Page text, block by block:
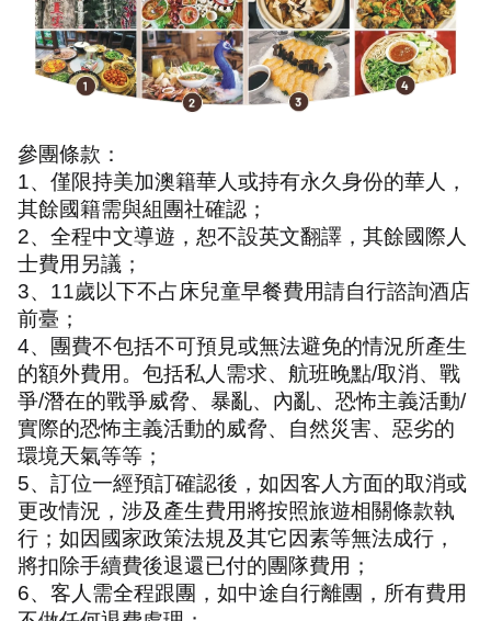
參團條款：
1、僅限持美加澳籍華人或持有永久身份的華人，
其餘國籍需與組團社確認；
2、全程中文導遊，恕不設英文翻譯，其餘國際人
士費用另議；
3、 11歲以下不占床兒童早餐費用請自行諮詢酒店
前臺；
4、團費不包括不可預見或無法避免的情況所產生
的額外費用。包括私人需求、航班晚點/取消、戰
爭/潛在的戰爭威脅、暴亂、內亂、恐怖主義活動/
實際的恐怖主義活動的威脅、自然災害、惡劣的
環境天氣等等；
5、訂位一經預訂確認後，如因客人方面的取消或
更改情況，涉及產生費用將按照旅遊相關條款執
行；如因國家政策法規及其它因素等無法成行，
將扣除手續費後退還已付的團隊費用；
6、客人需全程跟團，如中途自行離團，所有費用